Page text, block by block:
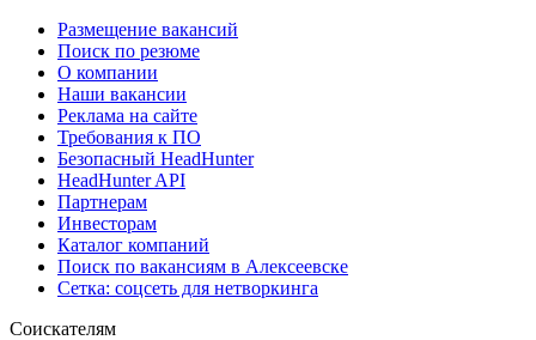
Размещение вакансий
Поиск по резюме
О компании
Наши вакансии
Реклама на сайте
Требования к ПО
Безопасный HeadHunter
HeadHunter API
Партнерам
Инвесторам
Каталог компаний
Поиск по вакансиям в Алексеевске
Сетка: соцсеть для нетворкинга
Соискателям